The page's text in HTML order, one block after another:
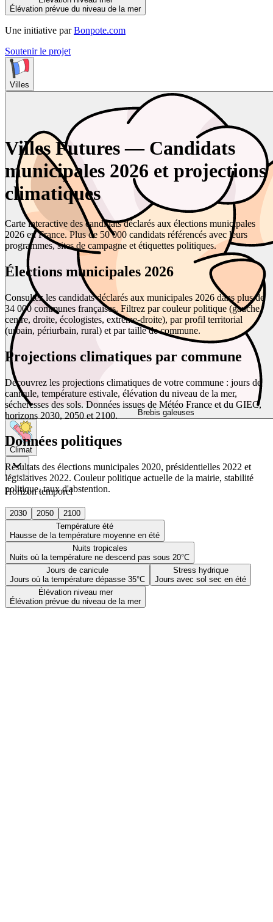
Élévation prévue du niveau de la mer
Une initiative par Bonpote.com
Soutenir le projet
Villes
Brebis galeuses
Climat
Horizon temporel
2030 2050
2100
Température été
Hausse de la température moyenne en été
Nuits tropicales
Nuits où la température ne descend pas sous 20°C
Jours de canicule
Jours où la température dépasse 35°C
Stress hydrique
Jours avec sol sec en été
Élévation niveau mer
Élévation prévue du niveau de la mer
Villes Futures — Candidats
municipales 2026 et projections
climatiques
Carte interactive des candidats déclarés aux élections municipales
2026 en France. Plus de 50 000 candidats référencés avec leurs
programmes, sites de campagne et étiquettes politiques.
Élections municipales 2026
Consultez les candidats déclarés aux municipales 2026 dans plus de
34 000 communes françaises. Filtrez par couleur politique (gauche,
centre, droite, écologistes, extrême-droite), par profil territorial
(urbain, périurbain, rural) et par taille de commune.
Projections climatiques par commune
Découvrez les projections climatiques de votre commune : jours de
canicule, température estivale, élévation du niveau de la mer,
sécheresses des sols. Données issues de Météo France et du GIEC,
horizons 2030, 2050 et 2100.
Données politiques
Résultats des élections municipales 2020, présidentielles 2022 et
législatives 2022. Couleur politique actuelle de la mairie, stabilité
politique, taux d'abstention.